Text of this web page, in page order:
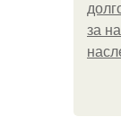
за